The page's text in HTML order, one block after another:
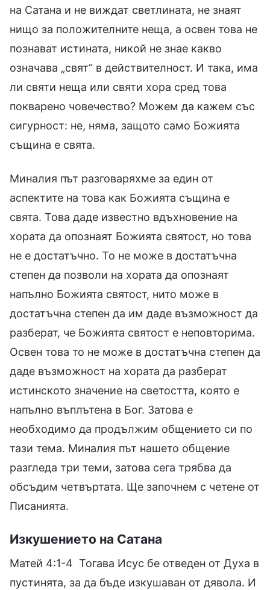
на Сатана и не виждат светлината, не знаят
нищо за положителните неща, а освен това не
познават истината, никой не знае какво
означава „свят“ в действителност. И така, има
ли святи неща или святи хора сред това
покварено човечество? Можем да кажем със
сигурност: не, няма, защото само Божията
същина е свята.
Миналия път разговаряхме за един от
аспектите на това как Божията същина е
свята. Това даде известно вдъхновение на
хората да опознаят Божията святост, но това
не е достатъчно. То не може в достатъчна
степен да позволи на хората да опознаят
напълно Божията святост, нито може в
достатъчна степен да им даде възможност да
разберат, че Божията святост е неповторима.
Освен това то не може в достатъчна степен да
даде възможност на хората да разберат
истинското значение на светостта, която е
напълно въплътена в Бог. Затова е
необходимо да продължим общението си по
тази тема. Миналия път нашето общение
разгледа три теми, затова сега трябва да
обсъдим четвъртата. Ще започнем с четене от
Писанията.
Изкушението на Сатана
Матей 4:1-4 Тогава Исус бе отведен от Духа в
пустинята, за да бъде изкушаван от дявола. И